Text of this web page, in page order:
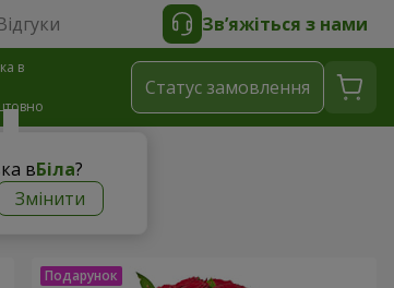
Зв’яжіться з нами
в
вБіла?
Змінити
Статус замовлення